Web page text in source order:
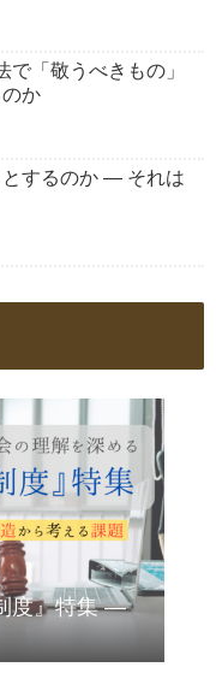
「敬うべきもの」
か
するのか ― それは
度』特集 ―